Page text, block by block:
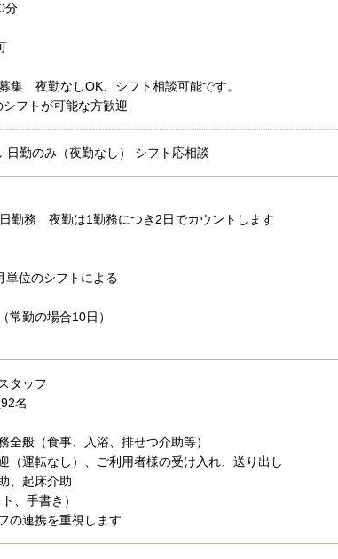
分
集 夜勤なしOK、シフト相談可能です。
シフトが可能な方歓迎
日勤のみ（夜勤なし） シフト応相談
務 夜勤は1勤務につき2日でカウントします
位のシフトによる
勤の場合10日）
タッフ
名
全般（食事、入浴、排せつ介助等）
（運転なし）、ご利用者様の受け入れ、送り出し
、起床介助
、手書き）
の連携を重視します